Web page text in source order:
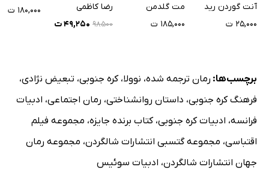
آنت گوردن رید
۲۵,۰۰۰ ت
مت گلدمن
۱۸۵,۰۰۰ ت
رضا کاظمی
۹۸۵۰۰ ۴۹,۲۵۰ ت
۱۸۰,۰۰۰ ت
برچسب‌ها: رمان ترجمه شده، نوولا،کره جنوبی، تبعیض نژادی،
فرهنگ کره جنوبی، داستان روانشناختی، رمان اجتماعی، ادبیات
فرانسه، ادبیات کره جنوبی،کتاب برنده جایزه، مجموعه فیلم
اقتباسی، مجموعه گتسبی انتشارات شالگردن، مجموعه رمان
جهان انتشارات شالگردن، ادبیات سوئیس